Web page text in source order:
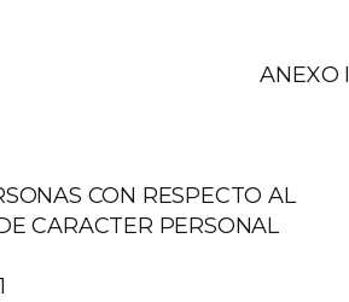
ANEXO I
CON RESPECTO AL
CARACTER PERSONAL